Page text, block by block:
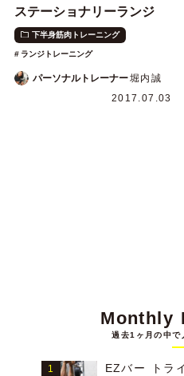
ステーショナリーランジ
下半身筋肉トレーニング
ランジトレーニング
パーソナルトレーナー堀内誠
2017.07.03
Monthly
過去1ヶ月の中で
EZバー トラ